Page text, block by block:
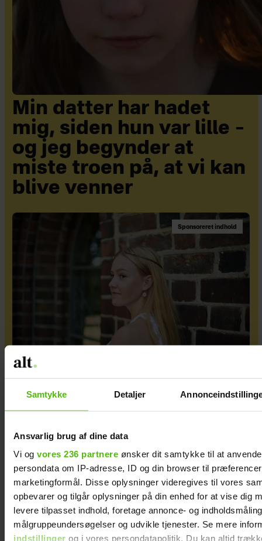
Samtykke Detaljer
Ansvarlig brug af dine data
Vi og vores 236 partnere ønsker dit samtykke til at
persondata om IP-adresse, ID og din browser til
marketingformål. Disse oplysninger videregives til vores
opbevarer og tilgår oplysninger på din enhed for at vise dig
levere tilpasset indhold, foretage annonce- og
målgruppeundersøgelser og udvikle tjenester. Se mere
indstillinger og i vores persondatapolitik. Du kan altid
Min datter har hadet
mig, siden hun var lille –
og jeg begynder at
miste troen på, at vi kan
blive venner
Sponsoreret indhold